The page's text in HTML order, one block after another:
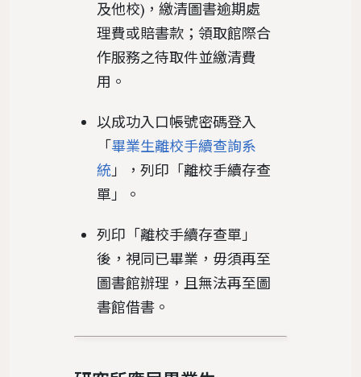
及他校)，繳清圖書逾期處
理費或賠書款；領取館際合
作服務之待取件並繳清費
用。
以成功入口帳號密碼登入
「畢業生離校手續查詢系
統」，列印「離校手續存查
單」。
列印「離校手續存查單」
後，視同已畢業，毋須再至
圖書館辦理，且無法再至圖
書館借書。